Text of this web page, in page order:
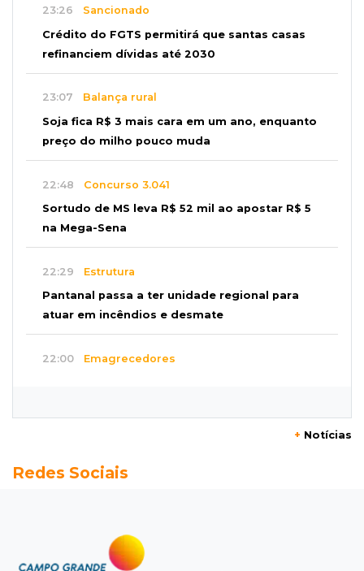
23:26 Sancionado
Crédito do FGTS permitirá que santas casas
refinanciem dívidas até 2030
23:07 Balança rural
Soja fica R$ 3 mais cara em um ano, enquanto
preço do milho pouco muda
22:48 Concurso 3.041
Sortudo de MS leva R$ 52 mil ao apostar R$ 5
na Mega-Sena
22:29 Estrutura
Pantanal passa a ter unidade regional para
atuar em incêndios e desmate
22:00 Emagrecedores
Granizo danifica telhados e plantações
Agregado
Inter perde para o Corinthians mas avança às
+ Notícias
Redes Sociais